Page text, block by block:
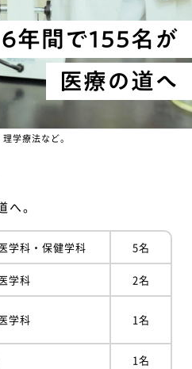
。
学科・保健学科 5名
学科 2名
学科 1名
1名
6年間で155名が
医療の道へ
学療法など。